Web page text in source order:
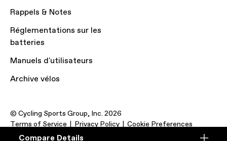
Compare Details
Rappels & Notes
Réglementations sur les
batteries
Manuels d'utilisateurs
Archive vélos
© Cycling Sports Group, Inc. 2026
Terms of Service
Privacy Policy Cookie Preferences